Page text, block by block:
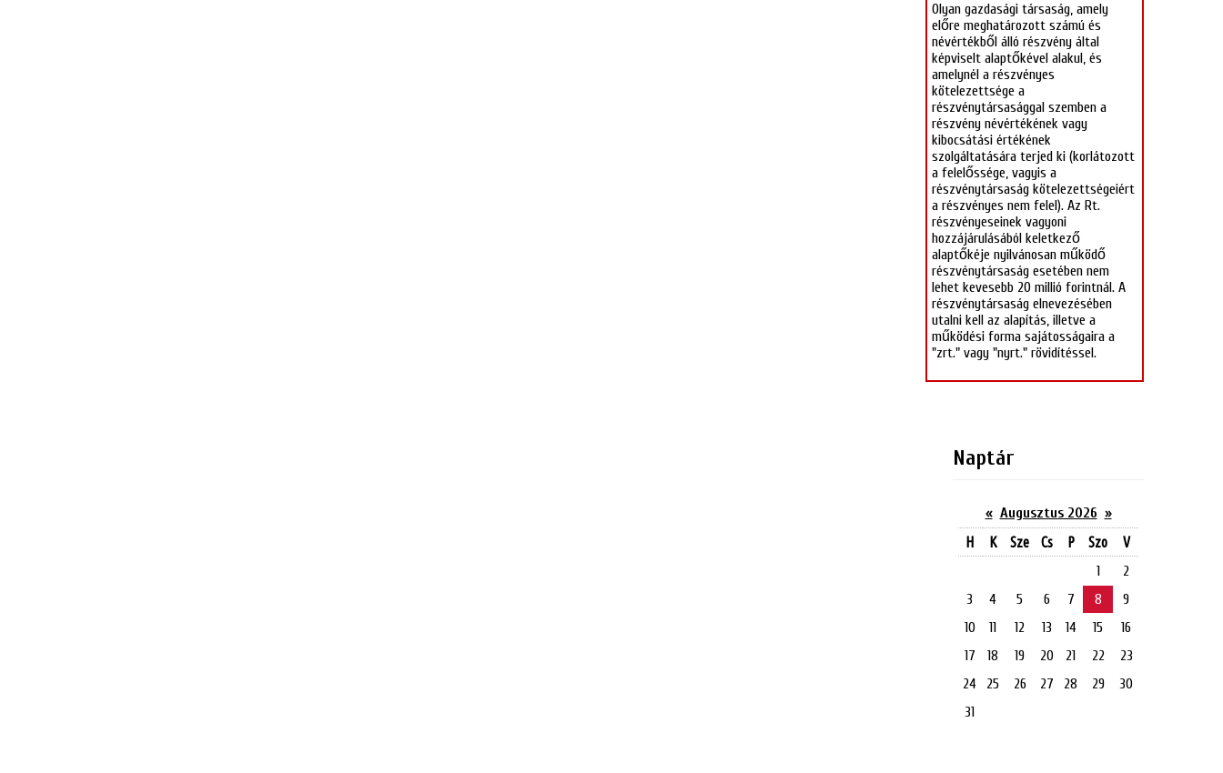
Olyan gazdasági társaság, amely
előre meghatározott számú és
névértékből álló részvény által
képviselt alaptőkével alakul, és
amelynél a részvényes
kötelezettsége a
részvénytársasággal szemben a
részvény névértékének vagy
kibocsátási értékének
szolgáltatására terjed ki (korlátozott
a felelőssége, vagyis a
részvénytársaság kötelezettségeiért
a részvényes nem felel). Az Rt.
részvényeseinek vagyoni
hozzájárulásából keletkező
alaptőkéje nyilvánosan működő
részvénytársaság esetében nem
lehet kevesebb 20 millió forintnál. A
részvénytársaság elnevezésében
utalni kell az alapítás, illetve a
működési forma sajátosságaira a
"zrt." vagy "nyrt." rövidítéssel.
Naptár
« Augusztus 2026 »
H
K Sze Cs P Szo
V
1
2
3
4 5 6 7 8
9
10
11 12 13 14 15
16
17
18 19 20 21 22
23
24
25 26 27 28 29
30
31